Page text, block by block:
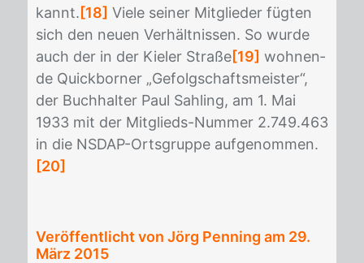
kannt.[18] Vie­le sei­ner Mit­glie­der füg­ten
sich den neu­en Ver­hält­nis­sen. So wur­de
auch der in der Kie­ler Stra­ße[19] woh­nen­
de Quick­bor­ner „Ge­folg­schafts­meis­ter“,
der Buch­hal­ter Paul Sah­ling, am 1. Mai
1933 mit der Mit­glieds-Num­mer 2.749.463
in die NS­DAP-Orts­grup­pe auf­ge­nom­men.
[20]
Veröffentlicht von Jörg Penning am 29.
März 2015